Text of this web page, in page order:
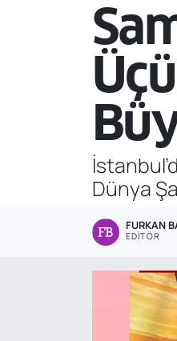
Dünya
FURKAN
EDITÖR
Özel Haber
POLİTİKA
Siyaset